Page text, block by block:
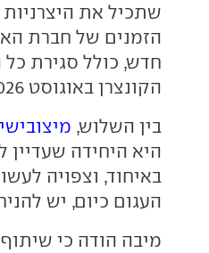
הזמנים של חברת
הקונצרן באוגוסט 2026.
בין השלוש, מיצובישי
היא היחידה
העגום כיום, יש
מיבה הודה כי